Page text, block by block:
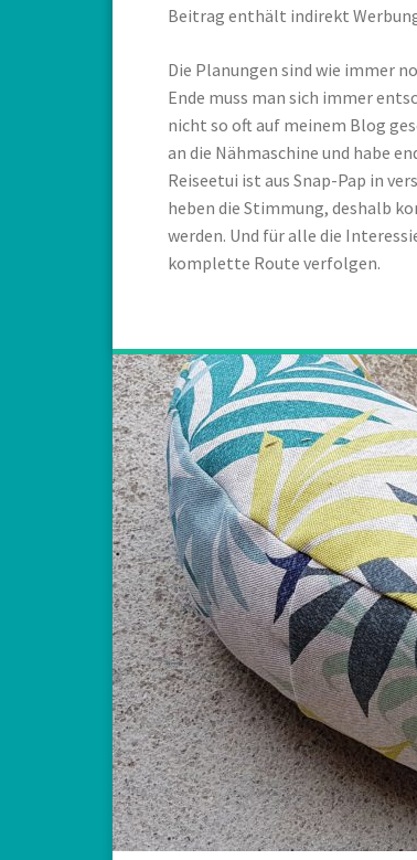
Beitrag enthält indirekt
Die Planungen sind wie immer
Ende muss man sich immer
nicht so oft auf meinem Blog
an die Nähmaschine und habe
Reiseetui ist aus Snap-Pap in
heben die Stimmung, deshalb
werden. Und für alle die
komplette Route verfolgen.